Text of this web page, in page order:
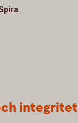
integritet